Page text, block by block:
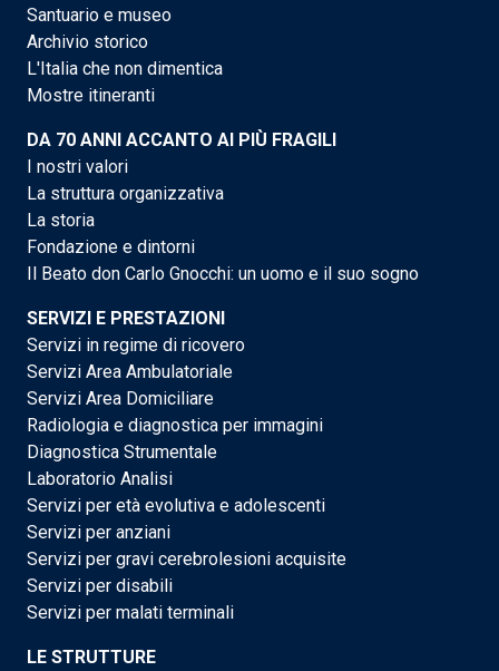
Santuario e museo
Archivio storico
L'Italia che non dimentica
Mostre itineranti
DA 70 ANNI ACCANTO AI PIÙ FRAGILI
I nostri valori
La struttura organizzativa
La storia
Fondazione e dintorni
Il Beato don Carlo Gnocchi: un uomo e il suo sogno
SERVIZI E PRESTAZIONI
Servizi in regime di ricovero
Servizi Area Ambulatoriale
Servizi Area Domiciliare
Radiologia e diagnostica per immagini
Diagnostica Strumentale
Laboratorio Analisi
Servizi per età evolutiva e adolescenti
Servizi per anziani
Servizi per gravi cerebrolesioni acquisite
Servizi per disabili
Servizi per malati terminali
LE STRUTTURE